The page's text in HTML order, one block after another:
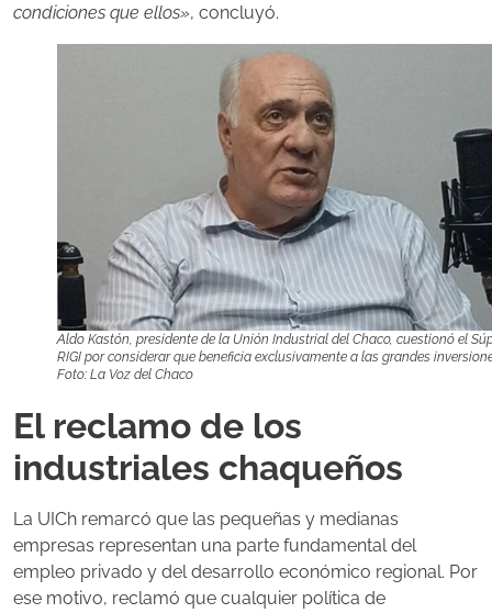
condiciones que ellos», concluyó.
Aldo Kastón, presidente de la Unión Industrial del Chaco, cuestionó el
RIGI por considerar que beneficia exclusivamente a las grandes
Foto: La Voz del Chaco
El reclamo de los
industriales chaqueños
La UICh remarcó que las pequeñas y medianas
empresas representan una parte fundamental del
empleo privado y del desarrollo económico regional. Por
ese motivo, reclamó que cualquier política de